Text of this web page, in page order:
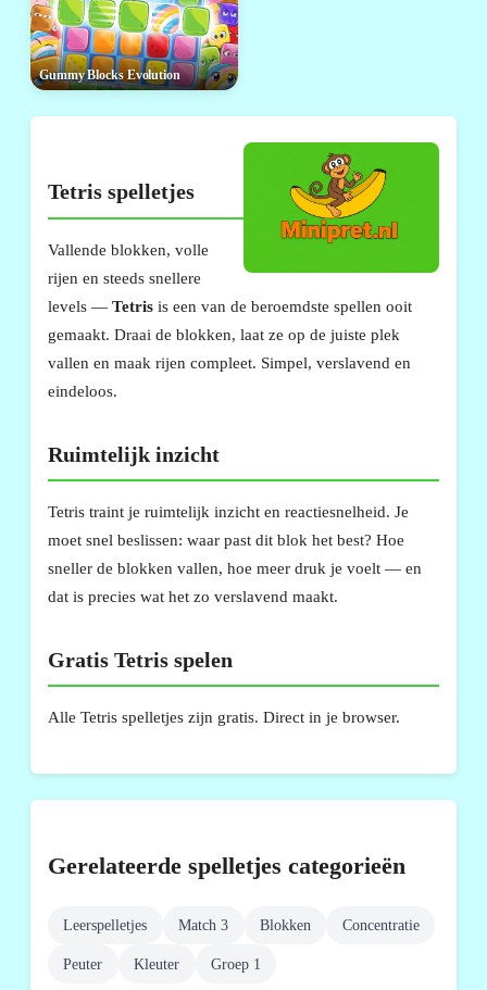
Gummy Blocks Evolution
Tetris spelletjes
Vallende blokken, volle
rijen en steeds snellere
levels — Tetris is een van de beroemdste spellen ooit
gemaakt. Draai de blokken, laat ze op de juiste plek
vallen en maak rijen compleet. Simpel, verslavend en
eindeloos.
Ruimtelijk inzicht
Tetris traint je ruimtelijk inzicht en reactiesnelheid. Je
moet snel beslissen: waar past dit blok het best? Hoe
sneller de blokken vallen, hoe meer druk je voelt — en
dat is precies wat het zo verslavend maakt.
Gratis Tetris spelen
Alle Tetris spelletjes zijn gratis. Direct in je browser.
Gerelateerde spelletjes categorieën
Leerspelletjes Match 3 Blokken Concentratie
Peuter Kleuter Groep 1